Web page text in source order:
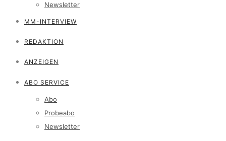
Newsletter
MM-INTERVIEW
REDAKTION
ANZEIGEN
ABO SERVICE
Abo
Probeabo
Newsletter